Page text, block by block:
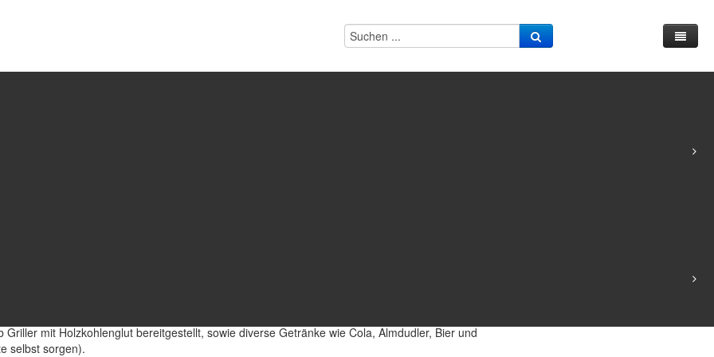
mit Holzkohlenglut bereitgestellt, sowie diverse Getränke wie Cola, Almdudler, Bier und
selbst sorgen).